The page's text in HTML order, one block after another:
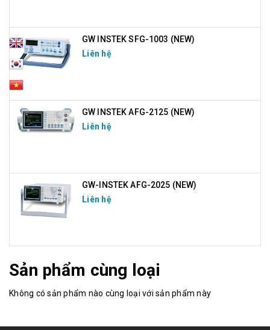
GW INSTEK SFG-1003 (NEW)
Liên hệ
GW INSTEK AFG-2125 (NEW)
Liên hệ
GW-INSTEK AFG-2025 (NEW)
Liên hệ
Sản phẩm cùng loại
Không có sản phẩm nào cùng loại với sản phẩm này